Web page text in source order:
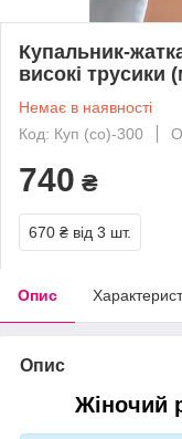
Купальник-
високі трусики
Немає в наявності
Код: Куп (со)-300
740 ₴
670 ₴ від 3 шт.
Опис
Опис
Жіночий